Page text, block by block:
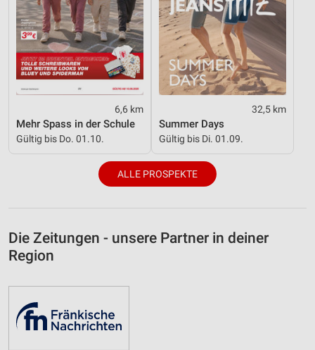
6,6 km
Mehr Spass in der Schule
Gültig bis Do. 01.10.
32,5 km
Summer Days
Gültig bis Di. 01.09.
ALLE PROSPEKTE
Die Zeitungen - unsere Partner in deiner
Region